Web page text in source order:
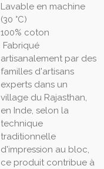
Lavable en machine
(30 °C)
100% coton
Fabriqué
artisanalement par des
familles d'artisans
experts dans un
village du Rajasthan,
en Inde, selon la
technique
traditionnelle
d'impression au bloc,
ce produit contribue à